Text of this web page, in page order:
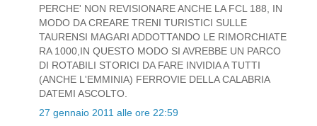
PERCHE' NON REVISIONARE ANCHE LA FCL 188, IN
MODO DA CREARE TRENI TURISTICI SULLE
TAURENSI MAGARI ADDOTTANDO LE RIMORCHIATE
RA 1000,IN QUESTO MODO SI AVREBBE UN PARCO
DI ROTABILI STORICI DA FARE INVIDIA A TUTTI
(ANCHE L'EMMINIA) FERROVIE DELLA CALABRIA
DATEMI ASCOLTO.
27 gennaio 2011 alle ore 22:59